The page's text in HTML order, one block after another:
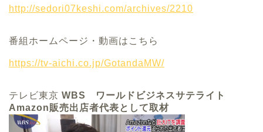
http://sedori07keshi.com/archives/2210
番組ホームページ・動画はこちら
https://tv-aichi.co.jp/GotandaMW/
テレビ東京 WBS ワールドビジネスサテライト
Amazon販売出店者代表として取材